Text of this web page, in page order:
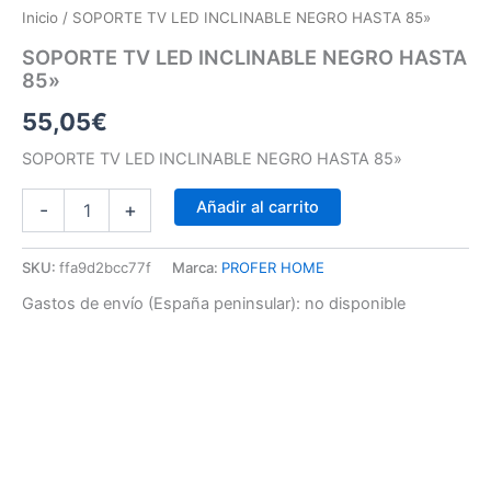
Inicio / SOPORTE TV LED INCLINABLE NEGRO HASTA 85»
SOPORTE TV LED INCLINABLE NEGRO HASTA
85»
55,05€
SOPORTE TV LED INCLINABLE NEGRO HASTA 85»
- + Añadir al carrito
SKU: ffa9d2bcc77f Marca: PROFER HOME
Gastos de envío (España peninsular): no disponible